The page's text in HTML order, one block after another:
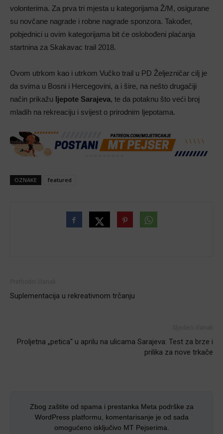
volonterima. Za prva tri mjesta u kategorijama Ž/M, osigurane
su novčane nagrade i robne nagrade sponzora. Također,
pobjednici u ovim kategorijama bit će oslobođeni plaćanja
startnina za Skakavac trail 2018.
Ovom utrkom kao i utrkom Vučko trail u PD Željezničar cilj je
da svima u Bosni i Hercegovini, a i šire, na nešto drugačiji
način prikažu ljepote Sarajeva, te da potaknu što veći broj
mladih na rekreaciju i svijest o prirodnim ljepotama.
OZNAKE featured
Suplementacija u rekreativnom trčanju
Proljetna „petica“ u aprilu na ulicama Sarajeva: Test za brze i
prilika za nove trkače
Zbog zaštite od spama i prestanka Meta podrške za
WordPress platformu, komentarisanje je od sada
omogućeno isključivo MT Pejserima.